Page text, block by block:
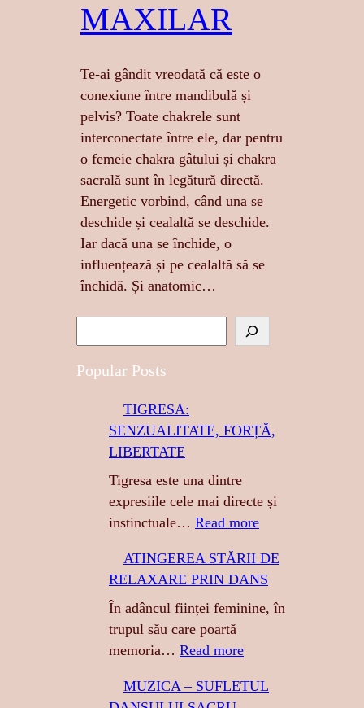
MAXILAR
Te-ai gândit vreodată că este o
conexiune între mandibulă și
pelvis? Toate chakrele sunt
interconectate între ele, dar pentru
o femeie chakra gâtului și chakra
sacrală sunt în legătură directă.
Energetic vorbind, când una se
deschide și cealaltă se deschide.
Iar dacă una se închide, o
influențează și pe cealaltă să se
închidă. Și anatomic…
e
a
Popular Posts
TIGRESA:
SENZUALITATE, FORȚĂ,
LIBERTATE
Tigresa este una dintre
expresiile cele mai directe și
instinctuale… Read more:
I
G
R
:
ATINGEREA STĂRII DE
RELAXARE PRIN DANS
În adâncul ființei feminine, în
trupul său care poartă
memoria… Read more:
T
MUZICA – SUFLETUL